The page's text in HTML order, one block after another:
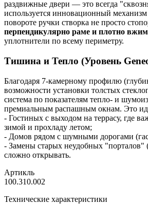
раздвижные двери — это всегда
используется инновационный
повороте ручки створка не просто
перпендикулярно раме и плотно
уплотнители по всему периметру.
Тишина и Тепло (Уровень
Благодаря 7-камерному профилю
возможности установки толстых
система по показателям тепло- и
премиальным распашным окнам. Это
- Гостиных с выходом на террасу, где
зимой и прохладу летом;
- Домов рядом с шумными дорогами
- Замены старых неудобных "порталов"
сложно открывать.
Артикль
100.310.002
Технические характеристики